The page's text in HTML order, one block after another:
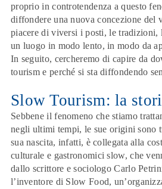
proprio in controtendenza a questo
diffondereuna nuova concezione del
piacere di viversi i posti, le tradizioni,
un luogo in modo lento, in modo da
In seguito, cercheremo di capire da
tourism e perché si sta diffondendo
Slow Tourism: la
Sebbene il fenomeno che stiamo
negli ultimi tempi, le sue origini sono
sua nascita, infatti, è collegata alla
culturale e gastronomici slow, che
dallo scrittore e sociologo Carlo
l’inventore di Slow Food,